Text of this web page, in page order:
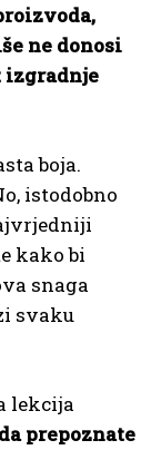
ne donosi
izgradnje
boja.
istodobno
kako bi
snaga
svaku
lekcija
prepoznate